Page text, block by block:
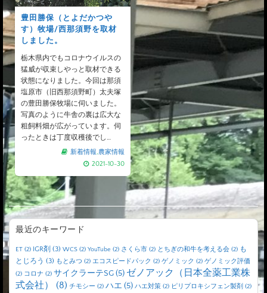
豊田勝保（とよだかつや
す）牧場/西那須野を取材
しました。
栃木県内でもコロナウイルスの
猛威が収束しやっと取材できる
状態になりました。今回は那須
塩原市（旧西那須野町）太夫塚
の豊田勝保牧場に伺いました。
写真のように牛舎の裏は広大な
粗飼料畑が広がっています。伺
ったときは丁度収穫後でし…
新着情報,農家情報
2021-10-30
最近のキーワード
ET (2) IGR剤 (3) WCS (2) YouTube (2) さくら市 (2) とちぎの和牛を考える会 (2) も
とじろう (3) もとみつ (2) エコスピードパック (2) ゲノミック (2) ゲノミック評価
(2) コロナ (2) サイクラーテSG(5) ゼノアック（日本全薬工業株
式会社）
(8) チモシー (2) ハエ (5) ハエ対策 (2) ピリプロキシフェン製剤 (2)